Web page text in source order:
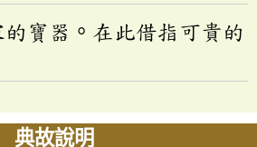
寶器。在此借指可貴的
典故說明